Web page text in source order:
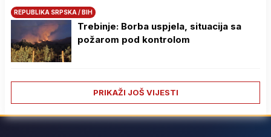
REPUBLIKA SRPSKA / BIH
Trebinje: Borba uspjela, situacija sa
požarom pod kontrolom
PRIKAŽI JOŠ VIJESTI